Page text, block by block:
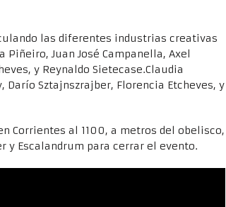
las diferentes industrias creativas
Juan José Campanella, Axel
y Reynaldo Sietecase.Claudia
Darío Sztajnszrajber, Florencia Etcheves, y
Corrientes al 1100, a metros del obelisco,
y Escalandrum para cerrar el evento.